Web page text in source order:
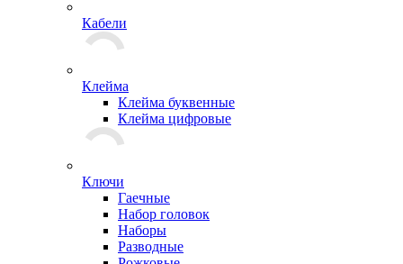
Кабели
Клейма
Клейма буквенные
Клейма цифровые
Ключи
Гаечные
Набор головок
Наборы
Разводные